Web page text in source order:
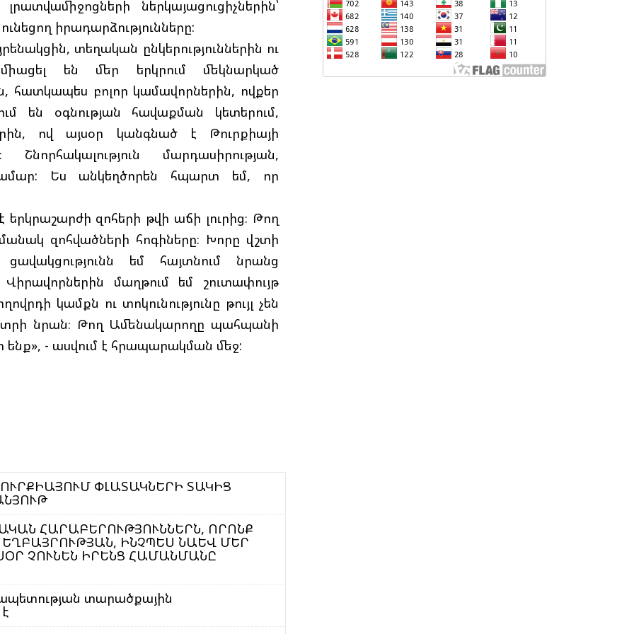
ներկայացուցիչներին՝
իրադարձությունները:
տեղական ընկերություններին ու
միացել են մեր երկրում մեկնարկած
հատկապես բոլոր կամավորներին, ովքեր
են օգնության հավաքման կետերում,
ով այսօր կանգնած է Թուրքիայի
մարդասիրության,
Ես անկեղծորեն հպարտ եմ, որ
զոհերի թվի աճի լուրից։ Թող
զոհվածների հոգիները։ Խորը վշտի
եմ հայտնում նրանց
մաղթում եմ շուտափույթ
կամքն ու տոկունությունը թույլ չեն
նրան։ Թող Ամենակարողը պահպանի
- ասվում է հրապարակման մեջ:
ՓԼԱՏԱԿՆԵՐԻ ՏԱԿԻՑ
ՄԱՐԴՈՒ - ՏԵՍԱՆՅՈՒԹ
ՀԱՐԱԲԵՐՈՒԹՅՈՒՆՆԵՐՆ, ՈՐՈՆՔ
ԻՆՉՊԵՍ ՆԱԵՎ ՄԵՐ
ՉՈՒՆԵՆ ԻՐԵՆՑ ՀԱՄԱՆՄԱՆԸ
տարածքային
ՆԱԽԱԳԱՀ ԻԼՀԱՄ ԱԼԻԵՎԸ ՇՆՈՐՀԱՎՈՐԵԼ Է
ԻՐ ՄԱԼԴԻՎՑԻ ԳՈՐԾԸՆԿԵՐ ՄՈՀԱՄՄԵԴ
ՄՈՒԻԶԱՅԻՆ. «ՄԵՆՔ ԳՈՀ ԵՆՔ ԱԴՐԲԵՋԱՆԻ